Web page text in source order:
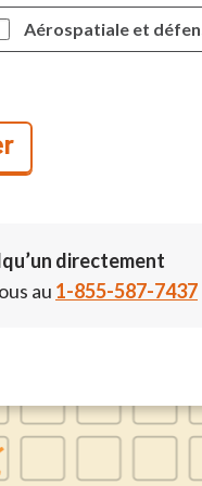
Aérospatiale et
directement
au 1-855-587-7437